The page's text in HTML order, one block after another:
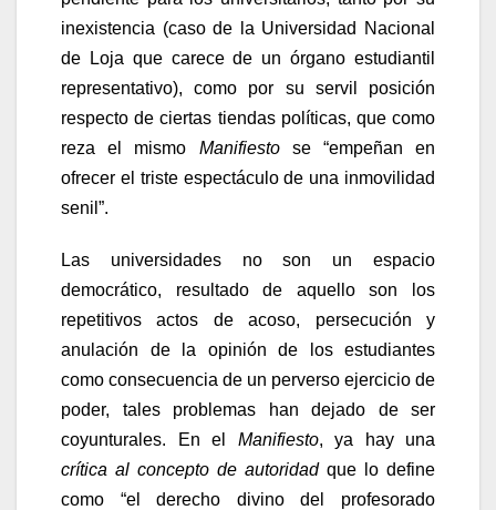
inexistencia (caso de la Universidad Nacional
de Loja que carece de un órgano estudiantil
representativo), como por su servil posición
respecto de ciertas tiendas políticas, que como
reza el mismo Manifiestose “empeñan en
ofrecer el triste espectáculo de una inmovilidad
senil”.
Las universidades no son un espacio
democrático, resultado de aquello son los
repetitivos actos de acoso, persecución y
anulación de la opinión de los estudiantes
como consecuencia de un perverso ejercicio de
poder, tales problemas han dejado de ser
coyunturales. En el Manifiesto, ya hay una
crítica al concepto de autoridadque lo define
como “el derecho divino del profesorado